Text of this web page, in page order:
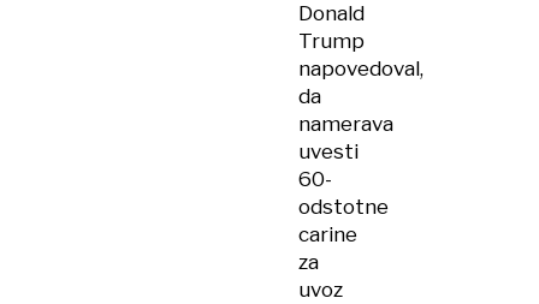
Donald
Trump
napovedoval,
da
namerava
uvesti
60-
odstotne
carine
za
uvoz